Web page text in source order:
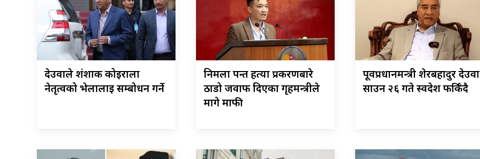
देउवाले शंशाक कोइराला
नेतृत्वको भेलालाई सम्बोधन गर्ने
निर्मला पन्त हत्या प्रकरणबारे
ठाडो जवाफ दिएका गृहमन्त्रीले
मागे माफी
पूर्वप्रधानमन्त्री शेरबहादुर देउवा
साउन २६ गते स्वदेश फर्किँदै